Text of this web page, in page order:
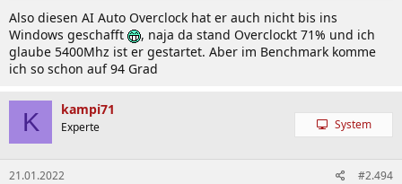
Also diesen AI Auto Overclock hat er auch nicht bis ins
Windows geschafft
, naja da stand Overclockt 71% und ich
glaube 5400Mhz ist er gestartet. Aber im Benchmark komme
ich so schon auf 94 Grad
K kampi71
Experte System
21.01.2022 #2.494